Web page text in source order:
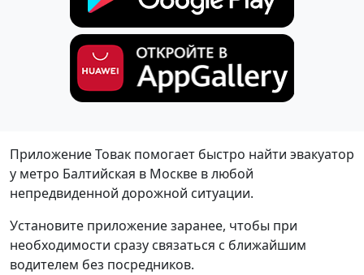
Приложение Товак помогает быстро найти эвакуатор
у метро Балтийская в Москве в любой
непредвиденной дорожной ситуации.
Установите приложение заранее, чтобы при
необходимости сразу связаться с ближайшим
водителем без посредников.